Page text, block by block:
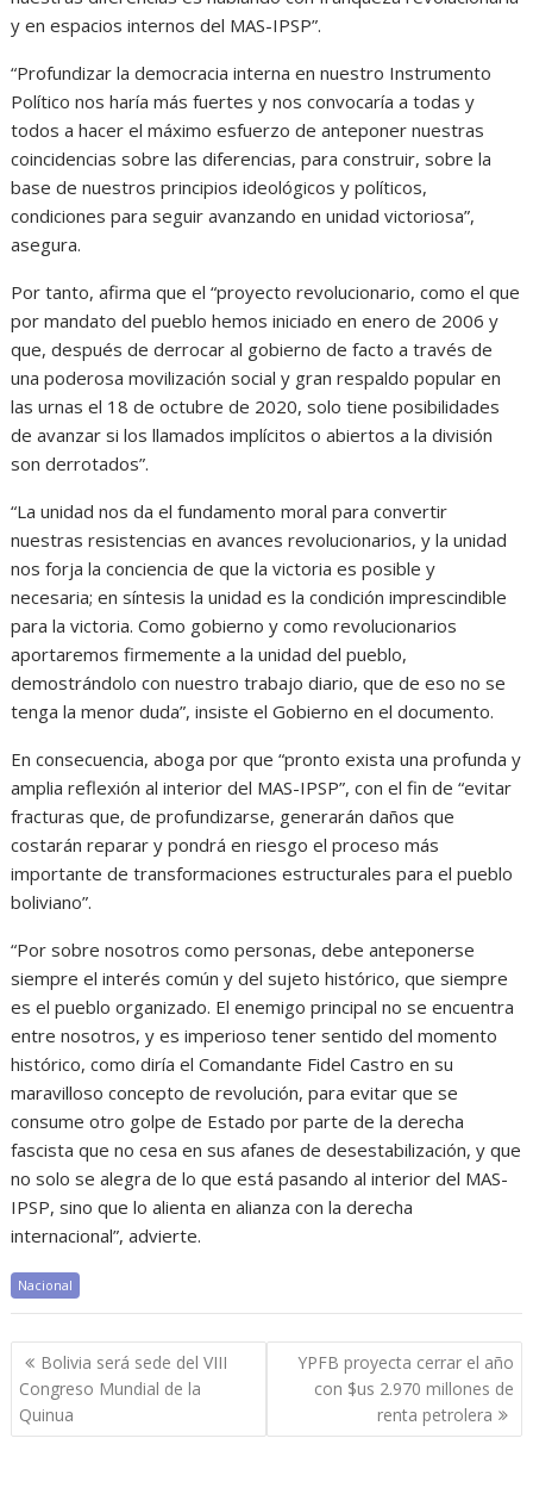
y en espacios internos del MAS-IPSP”.
“Profundizar la democracia interna en nuestro Instrumento
Político nos haría más fuertes y nos convocaría a todas y
todos a hacer el máximo esfuerzo de anteponer nuestras
coincidencias sobre las diferencias, para construir, sobre la
base de nuestros principios ideológicos y políticos,
condiciones para seguir avanzando en unidad victoriosa”,
asegura.
Por tanto, afirma que el “proyecto revolucionario, como el que
por mandato del pueblo hemos iniciado en enero de 2006 y
que, después de derrocar al gobierno de facto a través de
una poderosa movilización social y gran respaldo popular en
las urnas el 18 de octubre de 2020, solo tiene posibilidades
de avanzar si los llamados implícitos o abiertos a la división
son derrotados”.
“La unidad nos da el fundamento moral para convertir
nuestras resistencias en avances revolucionarios, y la unidad
nos forja la conciencia de que la victoria es posible y
necesaria; en síntesis la unidad es la condición imprescindible
para la victoria. Como gobierno y como revolucionarios
aportaremos firmemente a la unidad del pueblo,
demostrándolo con nuestro trabajo diario, que de eso no se
tenga la menor duda”, insiste el Gobierno en el documento.
En consecuencia, aboga por que “pronto exista una profunda y
amplia reflexión al interior del MAS-IPSP”, con el fin de “evitar
fracturas que, de profundizarse, generarán daños que
costarán reparar y pondrá en riesgo el proceso más
importante de transformaciones estructurales para el pueblo
boliviano”.
“Por sobre nosotros como personas, debe anteponerse
siempre el interés común y del sujeto histórico, que siempre
es el pueblo organizado. El enemigo principal no se encuentra
entre nosotros, y es imperioso tener sentido del momento
histórico, como diría el Comandante Fidel Castro en su
maravilloso concepto de revolución, para evitar que se
consume otro golpe de Estado por parte de la derecha
fascista que no cesa en sus afanes de desestabilización, y que
no solo se alegra de lo que está pasando al interior del MAS-
IPSP, sino que lo alienta en alianza con la derecha
internacional”, advierte.
Nacional
Navegación
de
entradas
Bolivia será sede del VIII
Congreso Mundial de la
Quinua
YPFB proyecta cerrar el año
con $us 2.970 millones de
renta petrolera